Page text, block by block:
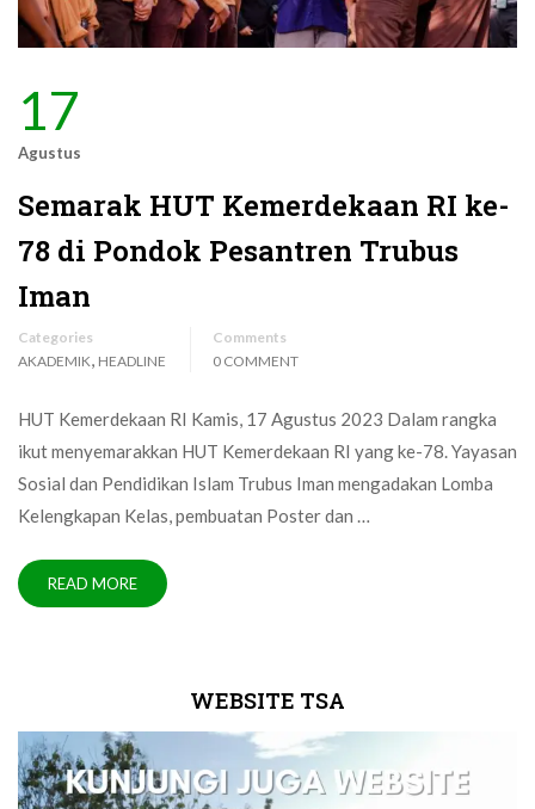
17
Agustus
Semarak HUT Kemerdekaan RI ke-
78 di Pondok Pesantren Trubus
Iman
Categories
AKADEMIK, HEADLINE
Comments
0 COMMENT
HUT Kemerdekaan RI Kamis, 17 Agustus 2023 Dalam rangka
ikut menyemarakkan HUT Kemerdekaan RI yang ke-78. Yayasan
Sosial dan Pendidikan Islam Trubus Iman mengadakan Lomba
Kelengkapan Kelas, pembuatan Poster dan …
READ MORE
WEBSITE TSA